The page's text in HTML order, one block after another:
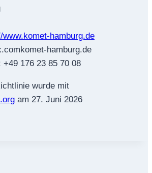
www.komet-hamburg.de
komet-hamburg.de
+49 176 23 85 70 08
wurde mit
am 27. Juni 2026